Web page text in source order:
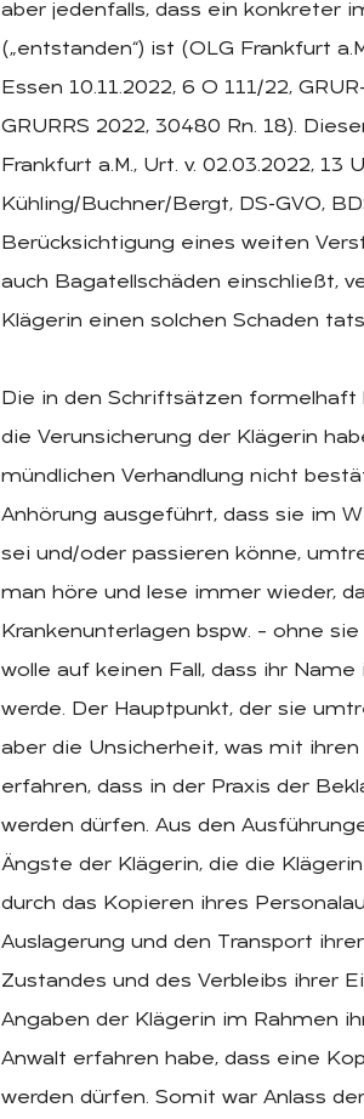
aber jedenfalls, dass ein konkreter
(„entstanden“) ist (OLG Frankfurt
Essen 10.11.2022, 6 O 111/22,
GRURRS 2022, 30480 Rn. 18).
Frankfurt a.M., Urt. v. 02.03.2022, 13
Kühling/Buchner/Bergt, DS-GVO,
Berücksichtigung eines weiten
auch Bagatellschäden einschließt,
Klägerin einen solchen Schaden
Die in den Schriftsätzen formelhaft
die Verunsicherung der Klägerin
mündlichen Verhandlung nicht
Anhörung ausgeführt, dass sie im
sei und/oder passieren könne,
man höre und lese immer wieder,
Krankenunterlagen bspw. – ohne
wolle auf keinen Fall, dass ihr
werde. Der Hauptpunkt, der sie
aber die Unsicherheit, was mit
erfahren, dass in der Praxis der
werden dürfen. Aus den
Ängste der Klägerin, die die
durch das Kopieren ihres
Auslagerung und den Transport
Zustandes und des Verbleibs ihrer
Angaben der Klägerin im Rahmen
Anwalt erfahren habe, dass eine
werden dürfen. Somit war Anlass